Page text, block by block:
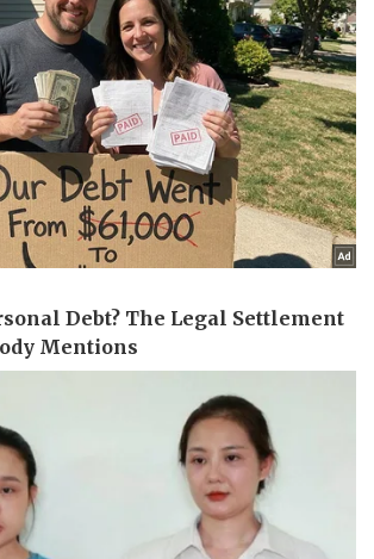
Chứng khoán
Giá cà phê